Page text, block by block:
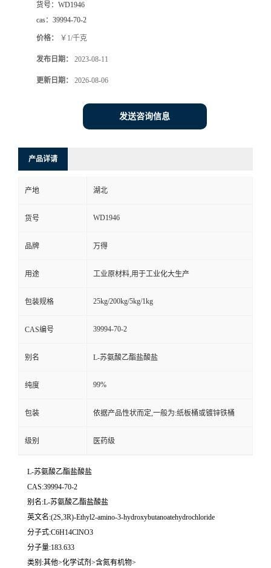
货号： WD1946
cas： 39994-70-2
价格： ￥1/千克
发布日期： 2023-08-11
更新日期： 2026-08-06
发送咨询信息
产品详请
产地 湖北
货号 WD1946
品牌 万得
用途 工业原材料,用于工业化大生产
包装规格 25kg/200kg/5kg/1kg
CAS编号 39994-70-2
别名 L-苏氨酸乙酯盐酸盐
纯度 99%
包装 依据产品性状而定,一般为:纸板桶或镀锌铁桶
级别 医药级
L-苏氨酸乙酯盐酸盐
CAS:39994-70-2
别名:L-苏氨酸乙酯盐酸盐
英文名:(2S,3R)-Ethyl2-amino-3-hydroxybutanoatehydrochloride
分子式:C6H14ClNO3
分子量:183.633
类别:其他>化学试剂>含氮有机物>